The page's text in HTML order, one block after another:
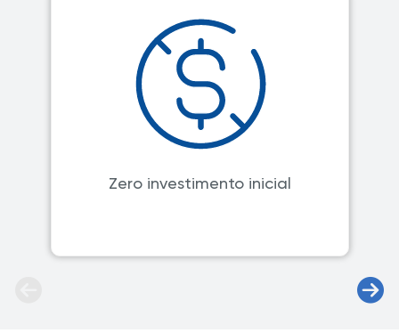
Zero investimento inicial